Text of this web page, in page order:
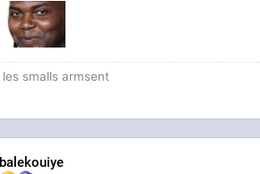
smalls armsent
balekouiye